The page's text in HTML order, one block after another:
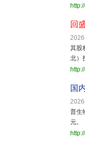
回
其股
北）
国
普生
元。